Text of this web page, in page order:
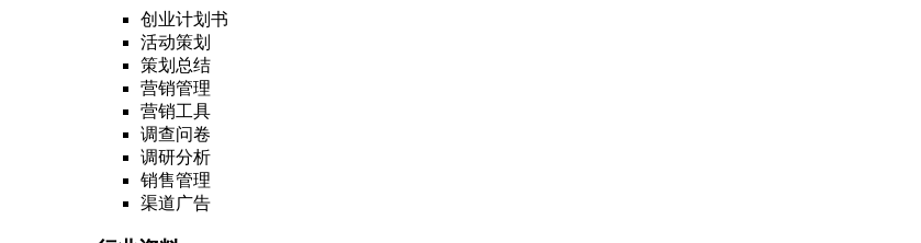
创业计划书
活动策划
策划总结
营销管理
营销工具
调查问卷
调研分析
销售管理
渠道广告